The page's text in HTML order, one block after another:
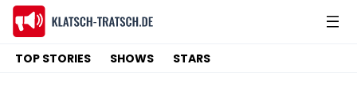
TOP STORIES SHOWS STARS